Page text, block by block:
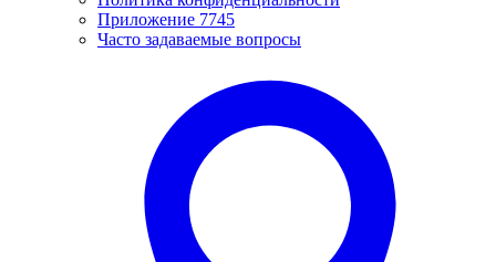
Приложение 7745
Часто задаваемые вопросы